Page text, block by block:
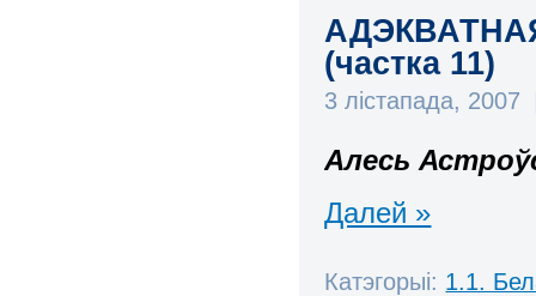
(частка 11)
3 лістапада, 2007
Алесь
Далей »
Катэгорыі: 1.1.